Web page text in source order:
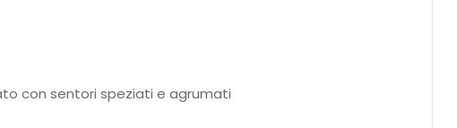
con sentori speziati e agrumati